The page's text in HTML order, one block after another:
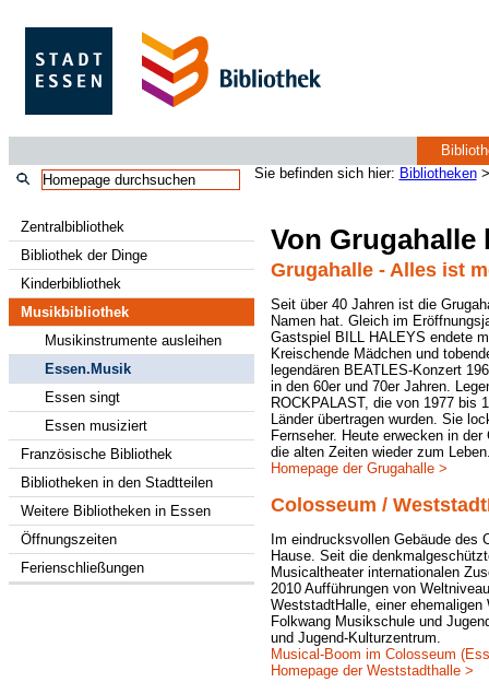
Sie befinden sich hier: Bibliotheken
Zentralbibliothek
Bibliothek der Dinge
Kinderbibliothek
Musikbibliothek
Musikinstrumente ausleihen
Essen.Musik
Essen singt
Essen musiziert
Französische Bibliothek
Bibliotheken in den Stadtteilen
Weitere Bibliotheken in Essen
Öffnungszeiten
Ferienschließungen
Von Grugahalle
Grugahalle - Alles ist
Seit über 40 Jahren ist die
Namen hat. Gleich im
Gastspiel BILL HALEYS endete
Kreischende Mädchen und
legendären BEATLES-Konzert
in den 60er und 70er Jahren.
ROCKPALAST, die von 1977 bis
Länder übertragen wurden. Sie
Fernseher. Heute erwecken in
die alten Zeiten wieder zum
Homepage der Grugahalle >
Colosseum /
Im eindrucksvollen Gebäude des
Hause. Seit die
Musicaltheater internationalen
2010 Aufführungen von
WeststadtHalle, einer
Folkwang Musikschule und
und Jugend-Kulturzentrum.
Musical-Boom im Colosseum
Homepage der Weststadthalle >